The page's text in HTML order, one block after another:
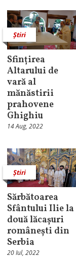
Știri
Sfințirea
Altarului de
vară al
mănăstirii
prahovene
Ghighiu
14 Aug, 2022
Știri
Sărbătoarea
Sfântului Ilie la
două lăcașuri
românești din
Serbia
20 Iul, 2022